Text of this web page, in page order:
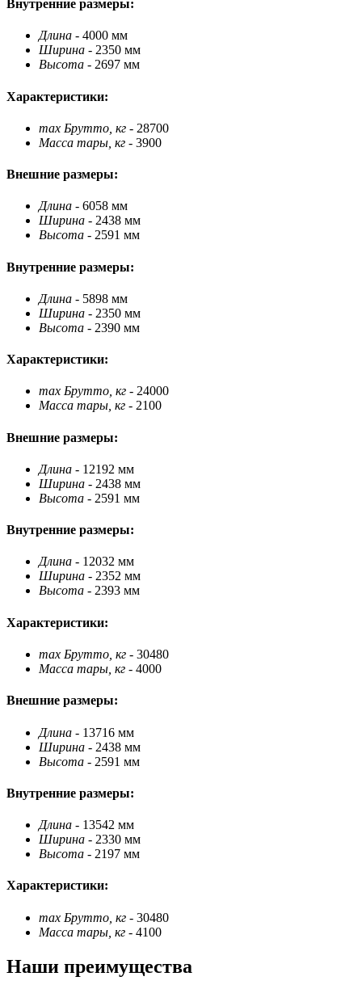
Внутренние размеры:
Длина - 4000 мм
Ширина - 2350 мм
Высота - 2697 мм
Характеристики:
max Брутто, кг - 28700
Масса тары, кг - 3900
Внешние размеры:
Длина - 6058 мм
Ширина - 2438 мм
Высота - 2591 мм
Внутренние размеры:
Длина - 5898 мм
Ширина - 2350 мм
Высота - 2390 мм
Характеристики:
max Брутто, кг - 24000
Масса тары, кг - 2100
Внешние размеры:
Длина - 12192 мм
Ширина - 2438 мм
Высота - 2591 мм
Внутренние размеры:
Длина - 12032 мм
Ширина - 2352 мм
Высота - 2393 мм
Характеристики:
max Брутто, кг - 30480
Масса тары, кг - 4000
Внешние размеры:
Длина - 13716 мм
Ширина - 2438 мм
Высота - 2591 мм
Внутренние размеры:
Длина - 13542 мм
Ширина - 2330 мм
Высота - 2197 мм
Характеристики:
max Брутто, кг - 30480
Масса тары, кг - 4100
Наши преимущества